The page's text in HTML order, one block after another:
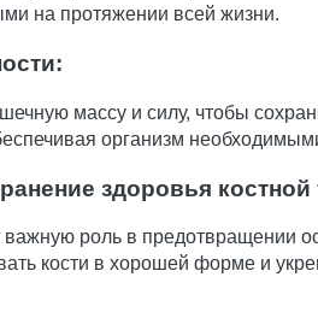
на протяжении всей жизни.
массу и силу, чтобы
организм
здоровья костной
роль в предотвращении
кости в хорошей форме и